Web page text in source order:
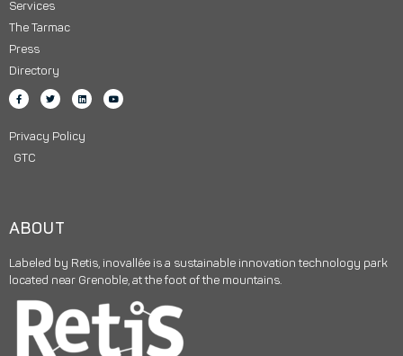
Services
The Tarmac
Press
Directory
Privacy Policy
GTC
ABOUT
Labeled by Retis, inovallée is a sustainable innovation technology park
located near Grenoble, at the foot of the mountains.